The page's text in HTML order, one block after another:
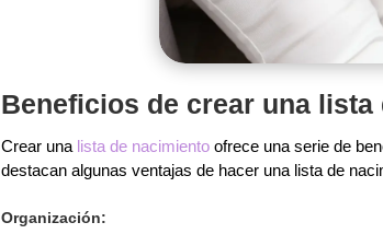
Beneficios de crear una lista
Crear una lista de nacimiento ofrece una serie de
destacan algunas ventajas de hacer una lista de
Organización: